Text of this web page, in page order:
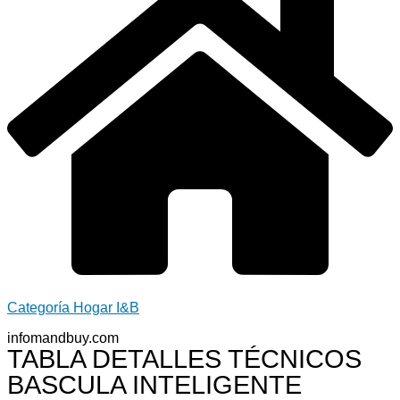
Categoría Hogar I&B
infomandbuy.com
TABLA DETALLES TÉCNICOS
BASCULA INTELIGENTE